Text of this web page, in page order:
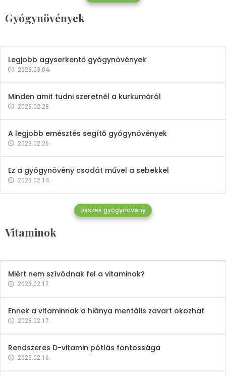
Gyógynövények
Mindent a petrezselyemről
2023.12.21.
Legjobb agyserkentő gyógynövények
2023.03.04.
Minden amit tudni szeretnél a kurkumáról
2023.02.28.
A legjobb emésztés segítő gyógynövények
2023.02.26.
Ez a gyógynövény csodát művel a sebekkel
2023.02.14.
összes gyógynövény
Vitaminok
Vitaminok
Mindent a B-12 vitaminról
2023.02.27.
Miért nem szívódnak fel a vitaminok?
2023.02.17.
Ennek a vitaminnak a hiánya mentális zavart okozhat
2023.02.17.
Rendszeres D-vitamin pótlás fontossága
2023.02.16.